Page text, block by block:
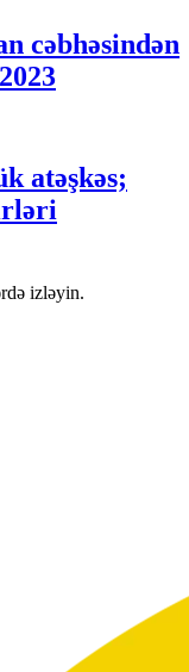
cəbhəsindən
atəşkəs;
izləyin.